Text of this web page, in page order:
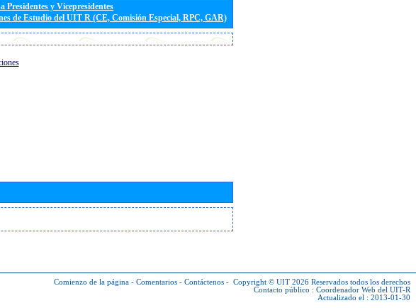
Presidentes y Vicepresidentes
de Estudio del UIT R (CE, Comisión Especial, RPC, GAR)
Comienzo de la página - Comentarios - Contáctenos - Copyright © UIT 2026 Reservados todos los derechos
Contacto público : Coordenador Web del UIT-R
Actualizado el : 2013-01-30